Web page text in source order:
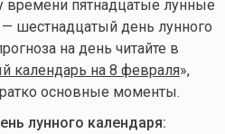
пятнадцатые лунные
— шестнадцатый день лунного
на день читайте в
календарь на 8 февраля»,
основные моменты.
лунного календаря: